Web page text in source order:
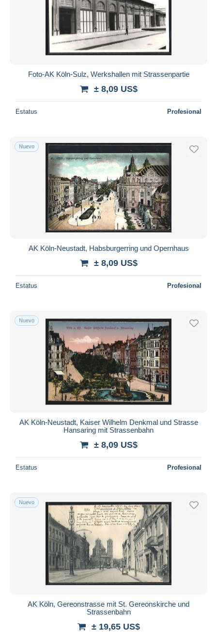
Foto-AK Köln-Sulz, Werkshallen mit Strassenpartie
± 8,09 US$
Estatus Profesional
Nuevo
AK Köln-Neustadt, Habsburgerring und Opernhaus
± 8,09 US$
Estatus Profesional
Nuevo
AK Köln-Neustadt, Kaiser Wilhelm Denkmal und Strasse
Hansaring mit Strassenbahn
± 8,09 US$
Estatus Profesional
Nuevo
AK Köln, Gereonstrasse mit St. Gereonskirche und
Strassenbahn
± 19,65 US$